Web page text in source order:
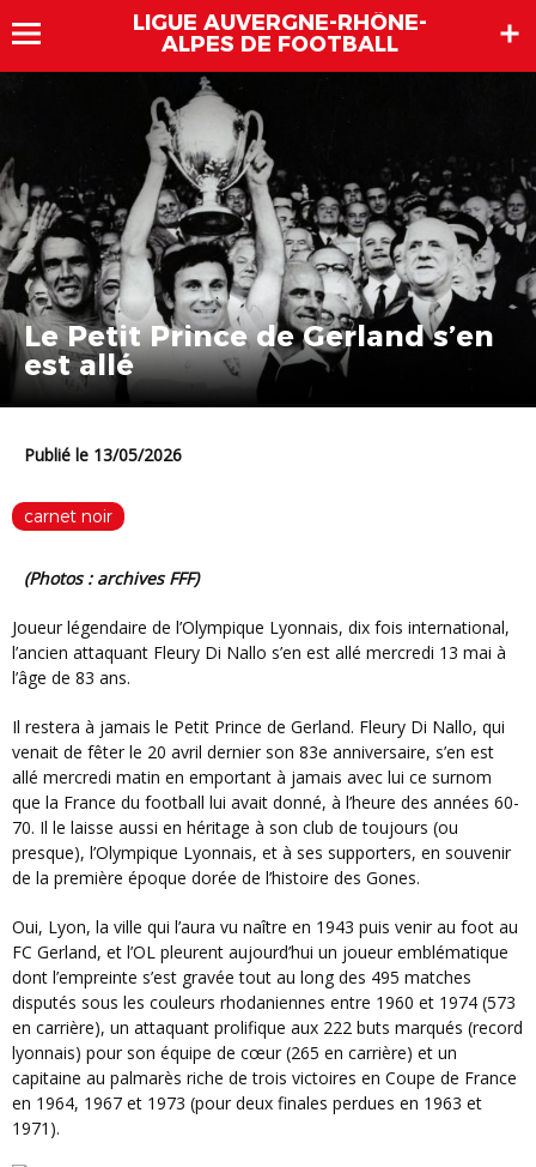
LIGUE AUVERGNE-RHÔNE-
ALPES DE FOOTBALL
Le Petit Prince de Gerland s’en
est allé
Publié le 13/05/2026
carnet noir
(photos : archives FFF)
Joueur légendaire de l’Olympique Lyonnais, dix fois international,
l’ancien attaquant Fleury Di Nallo s’en est allé mercredi 13 mai à
l’âge de 83 ans.
Il restera à jamais le Petit Prince de Gerland. Fleury Di Nallo, qui
venait de fêter le 20 avril dernier son 83e anniversaire, s’en est
allé mercredi matin en emportant à jamais avec lui ce surnom
que la France du football lui avait donné, à l’heure des années 60-
70. Il le laisse aussi en héritage à son club de toujours (ou
presque), l’Olympique Lyonnais, et à ses supporters, en souvenir
de la première époque dorée de l’histoire des Gones.
Oui, Lyon, la ville qui l’aura vu naître en 1943 puis venir au foot au
FC Gerland, et l’OL pleurent aujourd’hui un joueur emblématique
dont l’empreinte s’est gravée tout au long des 495 matches
disputés sous les couleurs rhodaniennes entre 1960 et 1974 (573
en carrière), un attaquant prolifique aux 222 buts marqués (record
lyonnais) pour son équipe de cœur (265 en carrière) et un
capitaine au palmarès riche de trois victoires en Coupe de France
en 1964, 1967 et 1973 (pour deux finales perdues en 1963 et
1971).